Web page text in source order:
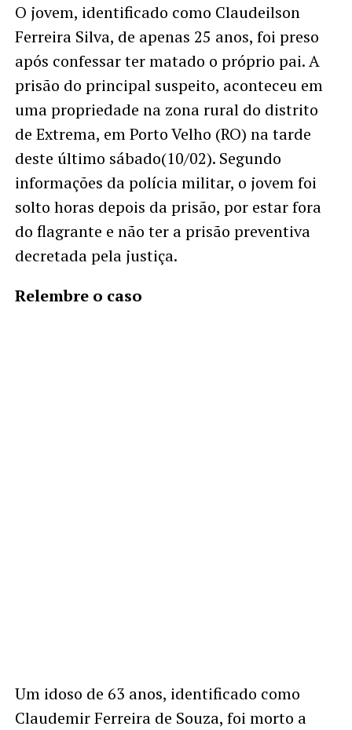
O jovem, identificado como Claudeilson
Ferreira Silva, de apenas 25 anos, foi preso
após confessar ter matado o próprio pai. A
prisão do principal suspeito, aconteceu em
uma propriedade na zona rural do distrito
de Extrema, em Porto Velho (RO) na tarde
deste último sábado(10/02). Segundo
informações da polícia militar, o jovem foi
solto horas depois da prisão, por estar fora
do flagrante e não ter a prisão preventiva
decretada pela justiça.
Relembre o caso
Um idoso de 63 anos, identificado como
Claudemir Ferreira de Souza, foi morto a